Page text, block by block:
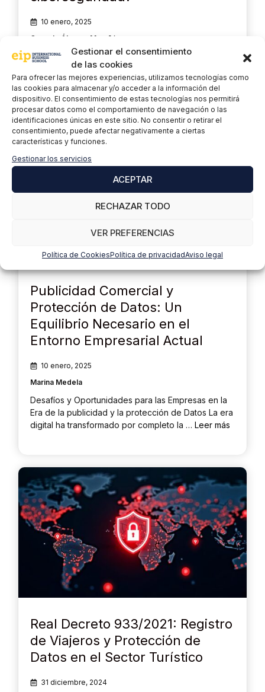
Gestionar el consentimiento
de las cookies
Para ofrecer las mejores experiencias, utilizamos tecnologías como
las cookies para almacenar y/o acceder a la información del
dispositivo. El consentimiento de estas tecnologías nos permitirá
procesar datos como el comportamiento de navegación o las
identificaciones únicas en este sitio. No consentir o retirar el
consentimiento, puede afectar negativamente a ciertas
características y funciones.
Gestionar los servicios
ACEPTAR
RECHAZAR TODO
VER PREFERENCIAS
Política de CookiesPolítica de privacidadAviso legal
10 enero, 2025
Gonzalo Álvarez Marañón
El futuro de la Ciberseguridad En el ámbito de la
ciberseguridad, Quantum Key Distribution (QKD) se
promociona a menudo como una alternativa “100%
segura por …Leer más
Publicidad Comercial y
Protección de Datos: Un
Equilibrio Necesario en el
Entorno Empresarial Actual
10 enero, 2025
Marina Medela
Desafíos y Oportunidades para las Empresas en la
Era de la publicidad y la protección de Datos La era
digital ha transformado por completo la … Leer más
Real Decreto 933/2021: Registro
de Viajeros y Protección de
Datos en el Sector Turístico
31 diciembre, 2024